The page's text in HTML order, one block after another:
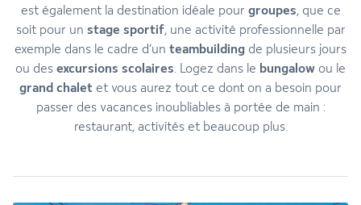
est également la destination idéale pour groupes, que ce
soit pour un stage sportif, une activité professionnelle par
exemple dans le cadre d’un teambuilding de plusieurs jours
ou des excursions scolaires. Logez dans le bungalow ou le
grand chalet et vous aurez tout ce dont on a besoin pour
passer des vacances inoubliables à portée de main :
restaurant, activités et beaucoup plus.